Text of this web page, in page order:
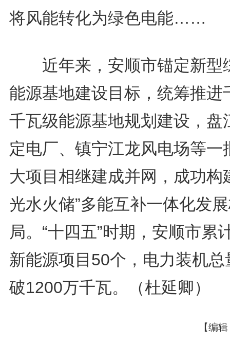
将风能转化为绿色电能……
近年来，安顺市锚定新型
能源基地建设目标，统筹推进
千瓦级能源基地规划建设，盘
定电厂、镇宁江龙风电场等一
大项目相继建成并网，成功构
光水火储”多能互补一体化发
局。“十四五”时期，安顺市累
新能源项目50个，电力装机总
破1200万千瓦。（杜延卿）
【编